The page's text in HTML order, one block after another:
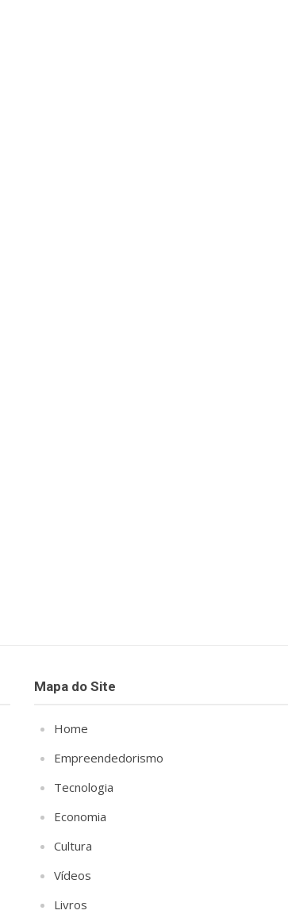
Mapa do Site
Home
Empreendedorismo
Tecnologia
Economia
Cultura
Vídeos
Livros